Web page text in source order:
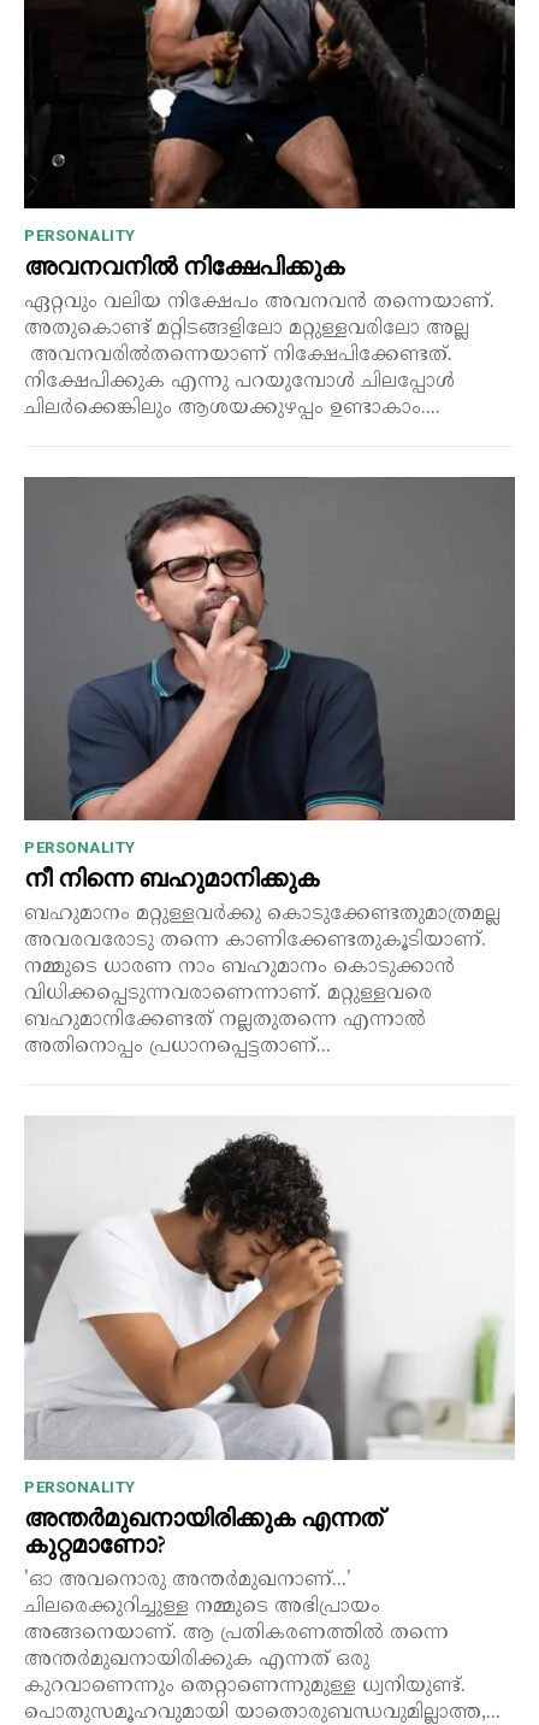
PERSONALITY
അവനവനിൽ നിക്ഷേപിക്കുക
ഏറ്റവും വലിയ നിക്ഷേപം അവനവൻ തന്നെയാണ്.
അതുകൊണ്ട് മറ്റിടങ്ങളിലോ മറ്റുള്ളവരിലോ അല്ല
അവനവരിൽതന്നെയാണ് നിക്ഷേപിക്കേണ്ടത്.
നിക്ഷേപിക്കുക എന്നു പറയുമ്പോൾ ചിലപ്പോൾ
ചിലർക്കെങ്കിലും ആശയക്കുഴപ്പം ഉണ്ടാകാം....
PERSONALITY
നീ നിന്നെ ബഹുമാനിക്കുക
ബഹുമാനം മറ്റുള്ളവർക്കു കൊടുക്കേണ്ടതുമാത്രമല്ല
അവരവരോടു തന്നെ കാണിക്കേണ്ടതുകൂടിയാണ്.
നമ്മുടെ ധാരണ നാം ബഹുമാനം കൊടുക്കാൻ
വിധിക്കപ്പെടുന്നവരാണെന്നാണ്. മറ്റുള്ളവരെ
ബഹുമാനിക്കേണ്ടത് നല്ലതുതന്നെ എന്നാൽ
അതിനൊപ്പം പ്രധാനപ്പെട്ടതാണ്...
PERSONALITY
അന്തർമുഖനായിരിക്കുക എന്നത്
കുറ്റമാണോ?
'ഓ അവനൊരു അന്തർമുഖനാണ്...'
ചിലരെക്കുറിച്ചുള്ള നമ്മുടെ അഭിപ്രായം
അങ്ങനെയാണ്. ആ പ്രതികരണത്തിൽ തന്നെ
അന്തർമുഖനായിരിക്കുക എന്നത് ഒരു
കുറവാണെന്നും തെറ്റാണെന്നുമുള്ള ധ്വനിയുണ്ട്.
പൊതുസമൂഹവുമായി യാതൊരുബന്ധവുമില്ലാത്ത,...